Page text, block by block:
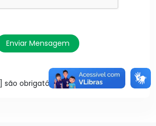
Enviar Mensagem
] são obrigatórios